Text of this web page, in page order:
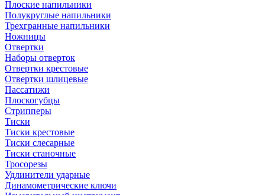
Плоские напильники
Полукруглые напильники
Трехгранные напильники
Ножницы
Отвертки
Наборы отверток
Отвертки крестовые
Отвертки шлицевые
Пассатижи
Плоскогубцы
Стрипперы
Тиски
Тиски крестовые
Тиски слесарные
Тиски станочные
Тросорезы
Удлинители ударные
Динамометрические ключи